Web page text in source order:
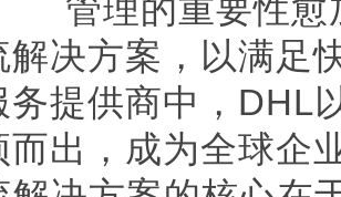
管理的重要性
解决方案，以满足
务提供商中，DHL
而出，成为全球企